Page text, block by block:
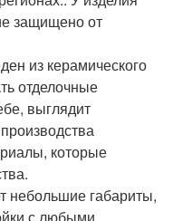
защищено от
из керамического
отделочные
выглядит
которые
небольшие габариты,